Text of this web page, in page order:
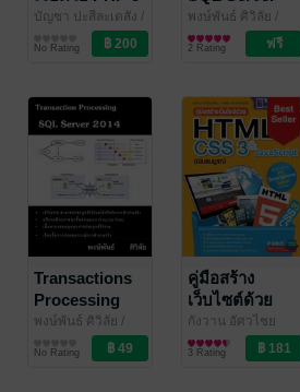
และ MySQL 5
บัญชา ปะสีละเตสัง /
ซีเอ็ดยูเคชั่น
คอมพิวเตอร์
No Rating
2014 เล่ม1
พงษ์พันธ์ ศิวิลัย /
P.Sivil
คอมพิวเตอร์
2 Rating
Transactions
Processing
SQL Server
พงษ์พันธ์ ศิวิลัย /
คอมพิวเตอร์
No Rating
คู่มือสร้าง
เว็บไซต์ด้วย
HTML 5 CSS 3
& JavaScript
ฉบับสมบูรณ์
กังวาน อัศวไชย
วศิน และ อรพิน
ประวัติบริสุทธิ์/ โปร
คอมพิวเตอร์
3 Rating